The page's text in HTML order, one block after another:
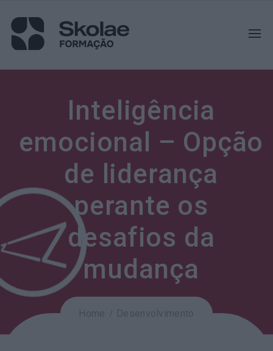
Inteligência
emocional – Opção
de liderança
perante os
desafios da
mudança